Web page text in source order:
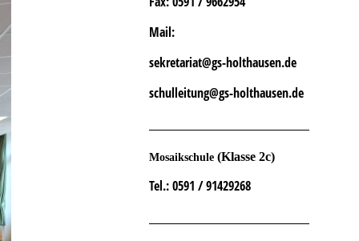
Mail:
sekretariat@gs-holthausen.de
schulleitung@gs-holthausen.de
Mosaikschule (Klasse 2c)
Tel.: 0591 / 91429268